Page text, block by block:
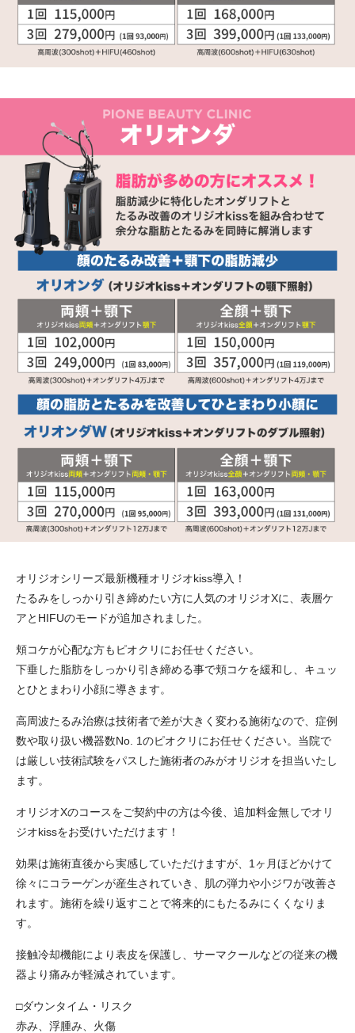
オリジオシリーズ最新機種オリジオkiss導入！
たるみをしっかり引き締めたい方に人気のオリジオXに、表層ケ
アとHIFUのモードが追加されました。
頬コケが心配な方もピオクリにお任せください。
下垂した脂肪をしっかり引き締める事で頬コケを緩和し、キュッ
とひとまわり小顔に導きます。
高周波たるみ治療は技術者で差が大きく変わる施術なので、症例
数や取り扱い機器数No. 1のピオクリにお任せください。当院で
は厳しい技術試験をパスした施術者のみがオリジオを担当いたし
ます。
オリジオXのコースをご契約中の方は今後、追加料金無しでオリ
ジオkissをお受けいただけます！
効果は施術直後から実感していただけますが、1ヶ月ほどかけて
徐々にコラーゲンが産生されていき、肌の弾力や小ジワが改善さ
れます。施術を繰り返すことで将来的にもたるみにくくなりま
す。
接触冷却機能により表皮を保護し、サーマクールなどの従来の機
器より痛みが軽減されています。
□ダウンタイム・リスク
赤み、浮腫み、火傷